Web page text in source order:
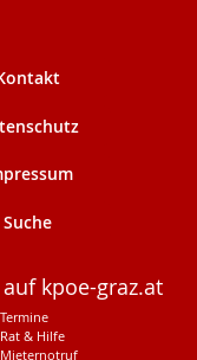
Suche
kpoe-graz.at
Termine
Rat & Hilfe
Mieternotruf